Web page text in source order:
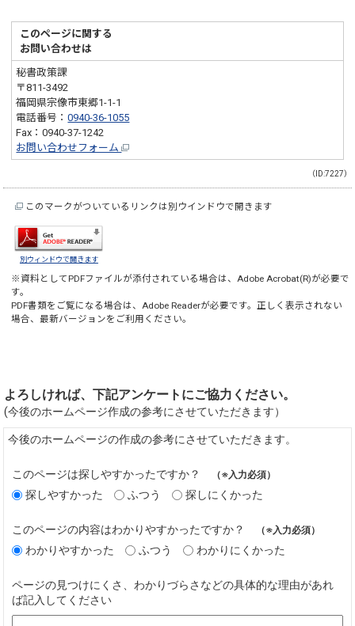
このページに関する
お問い合わせは
秘書政策課
〒811-3492
福岡県宗像市東郷1-1-1
電話番号：0940-36-1055
Fax：0940-37-1242
お問い合わせフォーム
（ID:7227）
このマークがついているリンクは別ウインドウで開きます
別ウィンドウで開きます
※資料としてPDFファイルが添付されている場合は、Adobe Acrobat(R)が必要で
す。
PDF書類をご覧になる場合は、Adobe Readerが必要です。正しく表示されない
場合、最新バージョンをご利用ください。